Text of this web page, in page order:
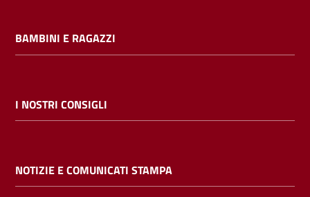
cataloghi
bibliotecario
BAMBINI E RAGAZZI
I NOSTRI CONSIGLI
NOTIZIE E COMUNICATI STAMPA